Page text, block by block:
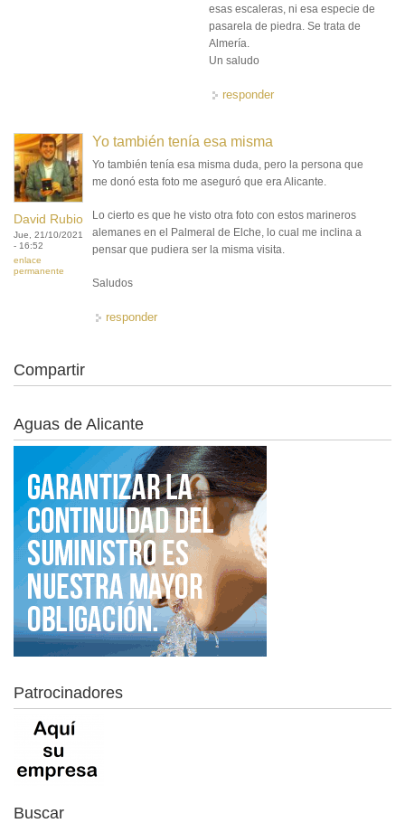
esas escaleras, ni esa especie de
pasarela de piedra. Se trata de
Almería.
Un saludo
responder
David Rubio
Jue, 21/10/2021
- 16:52
enlace
permanente
Yo también tenía esa misma
Yo también tenía esa misma duda, pero la persona que
me donó esta foto me aseguró que era Alicante.
Lo cierto es que he visto otra foto con estos marineros
alemanes en el Palmeral de Elche, lo cual me inclina a
pensar que pudiera ser la misma visita.
Saludos
responder
Compartir
Aguas de Alicante
Patrocinadores
Buscar